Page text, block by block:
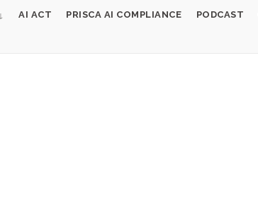
AI ACT PRISCA AI COMPLIANCE PODCAST